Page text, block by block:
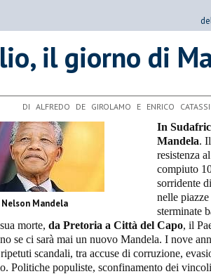
il giorno di
DI ALFREDO DE GIROLAMO E ENRICO
Nelson Mandela
In
Mandela.
resistenza
compiuto
sorridente
nelle
sterminate
morte, da Pretoria a Città del Capo, il
se ci sarà mai un nuovo Mandela. I nove
scandali, tra accuse di corruzione,
Politiche populiste, sconfinamento dei